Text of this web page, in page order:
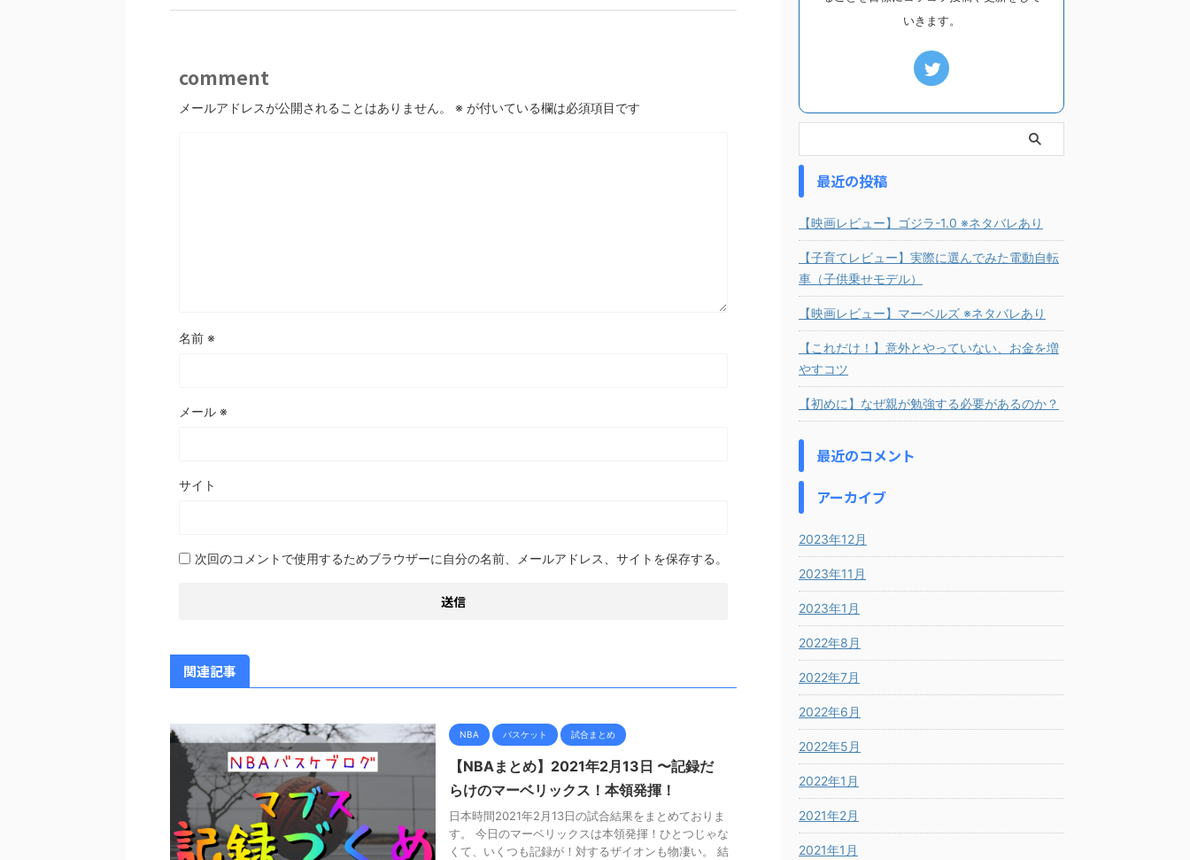
comment
メールアドレスが公開されることはありません。 ※ が付いている欄は必須項目です
名前 ※
メール ※
サイト
次回のコメントで使用するためブラウザーに自分の名前、メールアドレス、サイトを保存する。
関連記事
NBA バスケット 試合まとめ
【NBAまとめ】2021年2月13日 〜記録だ
らけのマーベリックス！本領発揮！
日本時間2021年2月13日の試合結果をまとめておりま
す。 今日のマーベリックスは本領発揮！ひとつじゃな
くて、いくつも記録が！対するザイオンも物凄い。 結
いきます。
最近の投稿
【映画レビュー】ゴジラ-1.0 ※ネタバレあり
【子育てレビュー】実際に選んでみた電動自転
車（子供乗せモデル）
【映画レビュー】マーベルズ ※ネタバレあり
【これだけ！】意外とやっていない、お金を増
やすコツ
【初めに】なぜ親が勉強する必要があるのか？
最近のコメント
アーカイブ
2023年12月
2023年11月
2023年1月
2022年8月
2022年7月
2022年6月
2022年5月
2022年1月
2021年2月
2021年1月